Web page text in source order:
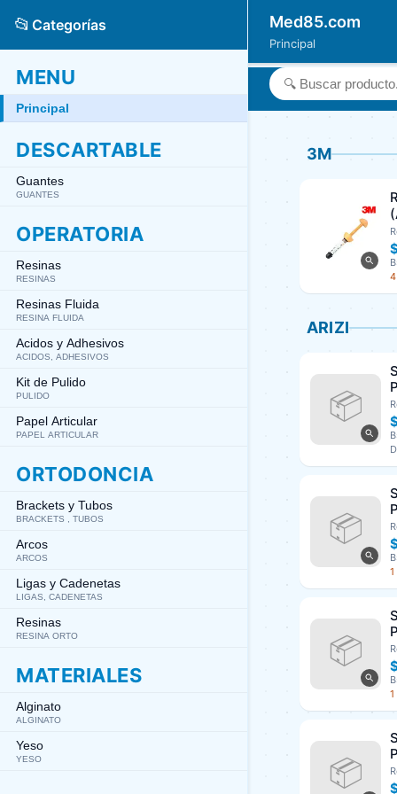
Med85.com
Principal
3M
ARIZI
📂 Categorías
MENU
Principal
DESCARTABLE
Guantes
GUANTES
OPERATORIA
Resinas
RESINAS
Resinas Fluida
RESINA FLUIDA
Acidos y Adhesivos
ACIDOS, ADHESIVOS
Kit de Pulido
PULIDO
Papel Articular
PAPEL ARTICULAR
ORTODONCIA
Brackets y Tubos
BRACKETS , TUBOS
Arcos
ARCOS
Ligas y Cadenetas
LIGAS, CADENETAS
Resinas
RESINA ORTO
MATERIALES
Alginato
ALGINATO
Yeso
YESO